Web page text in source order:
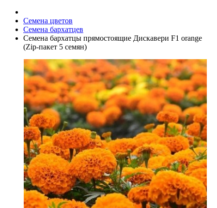
Семена цветов
Семена бархатцев
Семена бархатцы прямостоящие Дискавери F1 orange
(Zip-пакет 5 семян)